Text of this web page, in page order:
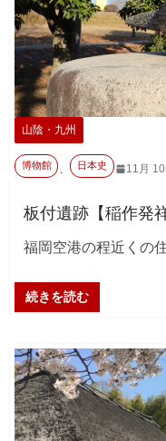
山陰・九州
11月
博物館 、 日本史
板付遺跡【稲作発
福岡空港の程近くの
続きを読む